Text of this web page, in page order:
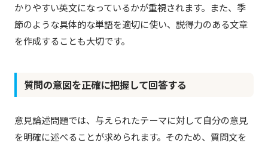
かりやすい英文になっているかが重視されます。また、季
節のような具体的な単語を適切に使い、説得力のある文章
を作成することも大切です。
質問の意図を正確に把握して回答する
意見論述問題では、与えられたテーマに対して自分の意見
を明確に述べることが求められます。そのため、質問文を